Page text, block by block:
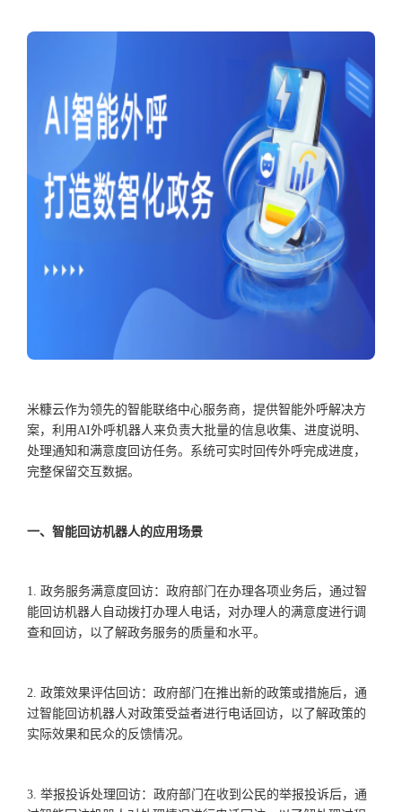
米糠云作为领先的智能联络中心服务商，提供智能外呼解决方
案，利用 AI外呼机器人来负责大批量的信息收集、进度说明、
处理通知和满意度回访任务。系统可实时回传外呼完成进度，
完整保留交互数据。
一、智能回访机器人的应用场景
1. 政务服务满意度回访：政府部门在办理各项业务后，通过智
能回访机器人自动拨打办理人电话，对办理人的满意度进行调
查和回访，以了解政务服务的质量和水平。
2. 政策效果评估回访：政府部门在推出新的政策或措施后，通
过智能回访机器人对政策受益者进行电话回访，以了解政策的
实际效果和民众的反馈情况。
3. 举报投诉处理回访：政府部门在收到公民的举报投诉后，通